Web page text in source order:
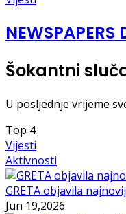
Šokantni
U posljednje vrijeme
Top 4
Vijesti
Aktivnosti
GRETA objavila
Jun 19,2026